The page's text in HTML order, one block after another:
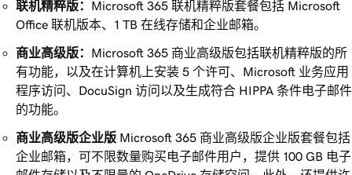
联机精粹版： Microsoft 365 联机精粹版套餐包括 Microsoft
Office 联机版本、1 TB 在线存储和企业邮箱。
商业高级版： Microsoft 365 商业高级版包括联机精粹版的所
有功能，以及在计算机上安装 5 个许可、Microsoft 业务应用
程序访问、DocuSign 访问以及生成符合 HIPPA 条件电子邮件
的功能。
商业高级版企业版 Microsoft 365 商业高级版企业版套餐包括
企业邮箱，可不限数量购买电子邮件用户，提供 100 GB 电子